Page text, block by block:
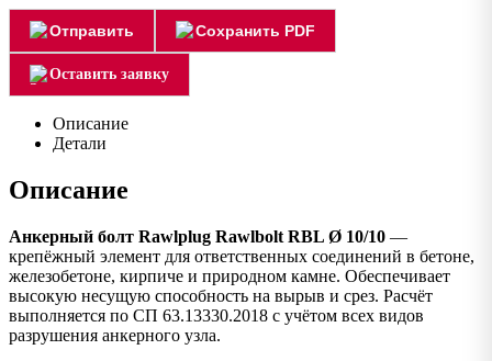
Отправить Сохранить PDF
Оставить заявку
Описание
Детали
Описание
Анкерный болт Rawlplug Rawlbolt RBL Ø 10/10 —
крепёжный элемент для ответственных соединений в бетоне,
железобетоне, кирпиче и природном камне. Обеспечивает
высокую несущую способность на вырыв и срез. Расчёт
выполняется по СП 63.13330.2018 с учётом всех видов
разрушения анкерного узла.